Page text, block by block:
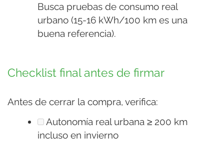
Busca pruebas de consumo real
urbano (15-16 kWh/100 km es una
buena referencia).
Checklist final antes de firmar
Antes de cerrar la compra, verifica:
Autonomía real urbana ≥ 200 km
incluso en invierno